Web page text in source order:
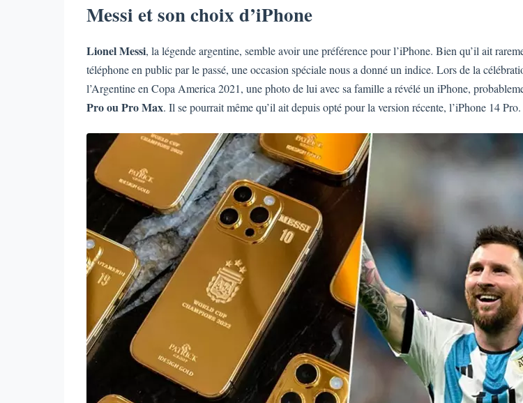
Messi et son choix d’iPhone
Lionel Messi, la légende argentine, semble avoir une préférence pour l’iPhone. Bien qu’il ait
téléphone en public par le passé, une occasion spéciale nous a donné un indice. Lors de la
l’Argentine en Copa America 2021, une photo de lui avec sa famille a révélé un iPhone,
Pro ou Pro Max. Il se pourrait même qu’il ait depuis opté pour la version récente, l’iPhone 14 Pro.